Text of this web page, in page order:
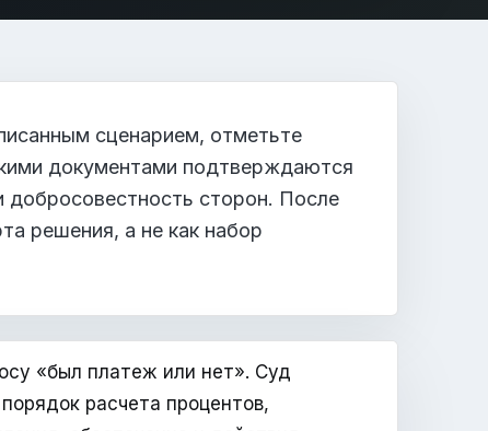
сценарием, отметьте
документами подтверждаются
добросовестность сторон. После
решения, а не как набор
«был платеж или нет». Суд
расчета процентов,